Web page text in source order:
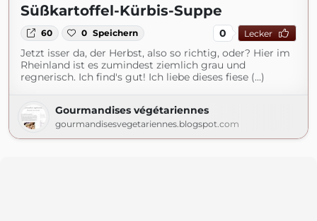
Süßkartoffel-Kürbis-Suppe
60 0 Speichern 0 Lecker
Jetzt isser da, der Herbst, also so richtig, oder? Hier im
Rheinland ist es zumindest ziemlich grau und
regnerisch. Ich find's gut! Ich liebe dieses fiese (...)
Gourmandises végétariennes
gourmandisesvegetariennes.blogspot.com